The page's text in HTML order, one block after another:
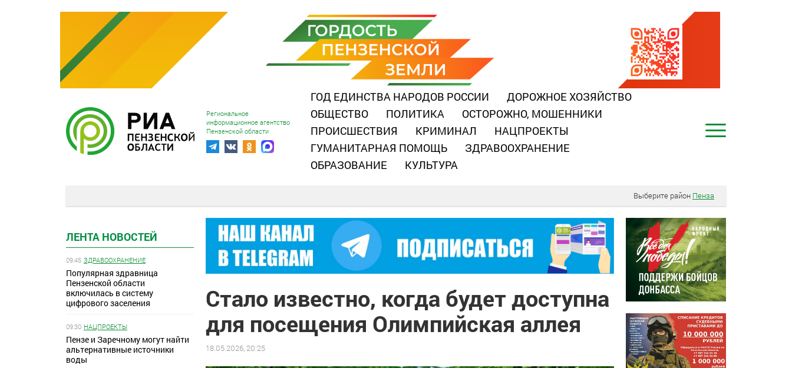
Региональное
информационное агентство
Пензенской области
ГОД ЕДИНСТВА НАРОДОВ РОССИИ
ДОРОЖНОЕ ХОЗЯЙСТВО
ОБЩЕСТВО
ПОЛИТИКА
ОСТОРОЖНО, МОШЕННИКИ
ПРОИСШЕСТВИЯ
КРИМИНАЛ
НАЦПРОЕКТЫ
ГУМАНИТАРНАЯ ПОМОЩЬ
ЗДРАВООХРАНЕНИЕ
ОБРАЗОВАНИЕ
КУЛЬТУРА
Выберите район Пенза
ЛЕНТА НОВОСТЕЙ
09:45 ЗДРАВООХРАНЕНИЕ
Популярная здравница
Пензенской области
включилась в систему
цифрового заселения
09:30 НАЦПРОЕКТЫ
Пензе и Заречному могут найти
альтернативные источники
воды
Стало известно, когда будет доступна
для посещения Олимпийская аллея
18.05.2026, 20:25